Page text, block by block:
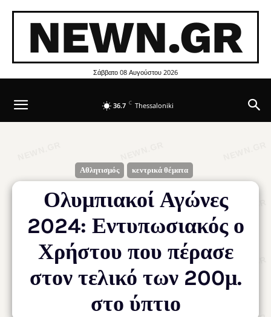
NEWN.GR
Σάββατο 08 Αυγούστου 2026
36.7 C Thessaloniki
Αθλητισμός κεντρικά θέματα
Ολυμπιακοί Αγώνες
2024: Εντυπωσιακός ο
Χρήστου που πέρασε
στον τελικό των 200μ.
στο ύπτιο